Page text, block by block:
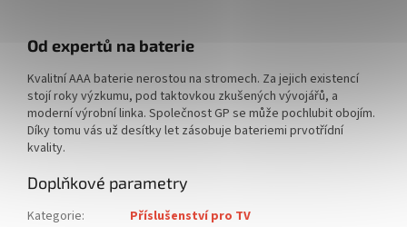
Od expertů na baterie
Kvalitní AAA baterie nerostou na stromech. Za jejich existencí
stojí roky výzkumu, pod taktovkou zkušených vývojářů, a
moderní výrobní linka. Společnost GP se může pochlubit obojím.
Díky tomu vás už desítky let zásobuje bateriemi prvotřídní
kvality.
Doplňkové parametry
Kategorie:
Příslušenství pro TV